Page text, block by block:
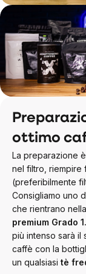
ottimo
La preparazione
nel filtro, riempire
(preferibilmente
Consigliamo uno
che rientrano
premium Grado 1.
più intenso sarà il
caffè con la
un qualsiasi tè